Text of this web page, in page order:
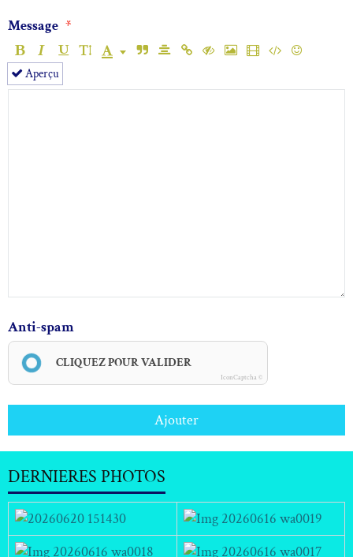
Message
Aperçu
Anti-spam
CLIQUEZ POUR VALIDER
IconCaptcha ©
Ajouter
DERNIERES PHOTOS